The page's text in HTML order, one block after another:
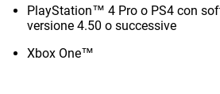
PlayStation™ 4 Pro o PS4 con
versione 4.50 o successive
Xbox One™